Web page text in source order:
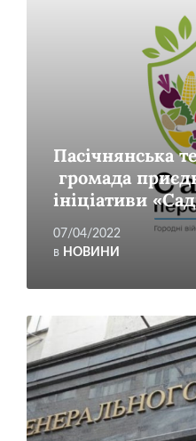
Пасічнянська
громада
ініціативи
07/04/2022
в НОВИНИ
Читати
більше